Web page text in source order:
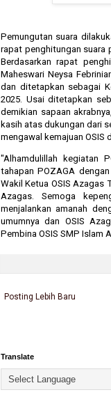
Pemungutan suara
rapat penghitungan suara
Berdasarkan rapat
Maheswari Neysa
dan ditetapkan sebagai
2025. Usai ditetapkan
demikian sapaan
kasih atas dukungan dari
mengawal kemajuan OSIS
"Alhamdulillah kegiatan
tahapan POZAGA
Wakil Ketua OSIS Azagas
Azagas. Semoga
menjalankan amanah
umumnya dan OSIS
Pembina OSIS SMP Islam
Posting Lebih Baru
Translate